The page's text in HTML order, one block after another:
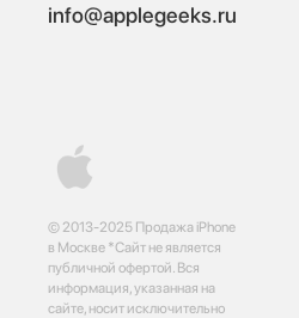
© 2013-2025 Продажа iPhone
в Москве *Сайт не является
публичной офертой. Вся
информация, указанная на
сайте, носит исключительно
info@applegeeks.ru